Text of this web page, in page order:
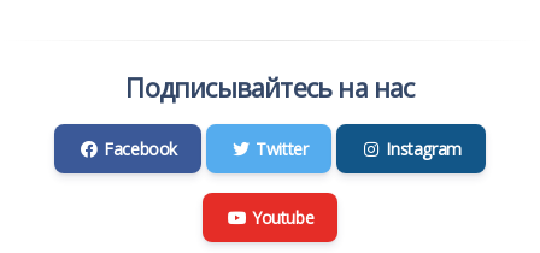
Подписывайтесь на нас
Facebook Twitter Instagram
Youtube